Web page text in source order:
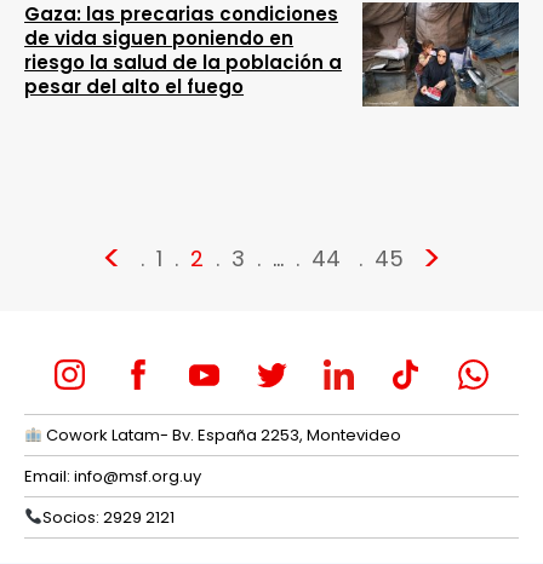
Gaza: las precarias condiciones
de vida siguen poniendo en
riesgo la salud de la población a
pesar del alto el fuego
< 1 2 3 … 44 45 >
Cowork Latam- Bv. España 2253, Montevideo
Email: info@msf.org.uy
Socios: 2929 2121